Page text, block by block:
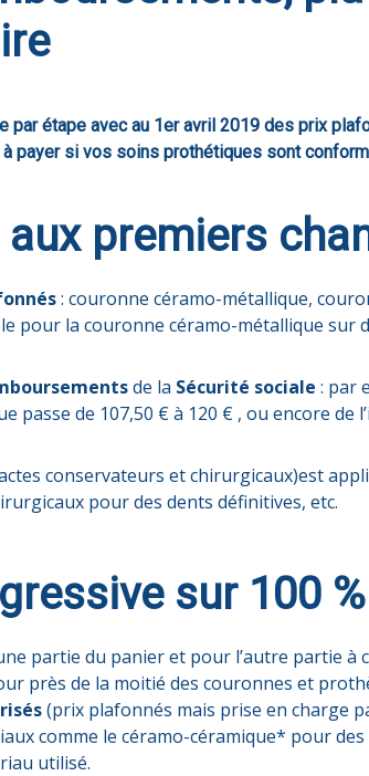
par étape avec au 1er avril 2019 des prix
payer si vos soins prothétiques sont
premiers
: couronne céramo-métallique,
pour la couronne céramo-métallique sur
de la Sécurité sociale : par
de 107,50 € à 120 € , ou encore de
conservateurs et chirurgicaux)est
pour des dents définitives, etc.
sur 100
partie du panier et pour l’autre partie à
près de la moitié des couronnes et
(prix plafonnés mais prise en charge
comme le céramo-céramique* pour
utilisé.